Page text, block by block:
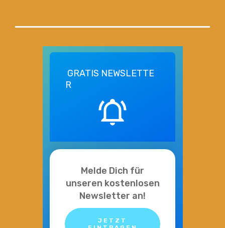
GRATIS NEWSLETTE
R
Melde Dich für
unseren kostenlosen
Newsletter an!
JETZT